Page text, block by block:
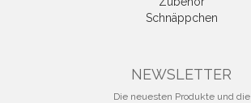
Schnäppchen
NEWSLETTER
Die neuesten Produkte und die